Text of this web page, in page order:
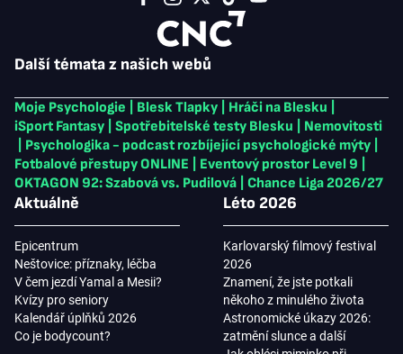
Další témata z našich webů
Moje Psychologie Blesk Tlapky Hráči na Blesku
iSport Fantasy
Spotřebitelské testy Blesku
Nemovitosti
Psychologika - podcast rozbíjející psychologické mýty
Fotbalové přestupy ONLINE
Eventový prostor Level 9
OKTAGON 92: Szabová vs. Pudilová
Chance Liga 2026/27
Aktuálně
Epicentrum
Neštovice: příznaky, léčba
V čem jezdí Yamal a Mesii?
Kvízy pro seniory
Kalendář úplňků 2026
Co je bodycount?
Léto 2026
Karlovarský filmový festival
2026
Znamení, že jste potkali
někoho z minulého života
Astronomické úkazy 2026:
zatmění slunce a další